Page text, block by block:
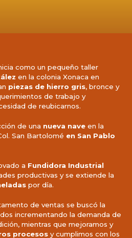
como un pequeño taller
en la colonia Xonaca en
piezas de hierro gris, bronce y
de trabajo y
de reubicarnos.
de una nueva nave en la
San Bartolomé en San Pablo
a Fundidora Industrial
productivas y se extiende la
por día.
de ventas se buscó la
incrementando la demanda de
mientras que mejoramos y
procesos y cumplimos con los